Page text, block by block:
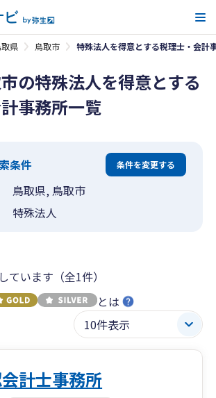
県 鳥取市 特殊法人を得意とする税理士・会計
の特殊法人を得意とする
事務所一覧
条件 条件を変更する
鳥取県, 鳥取市
特殊法人
ています（全1件）
とは
計士事務所